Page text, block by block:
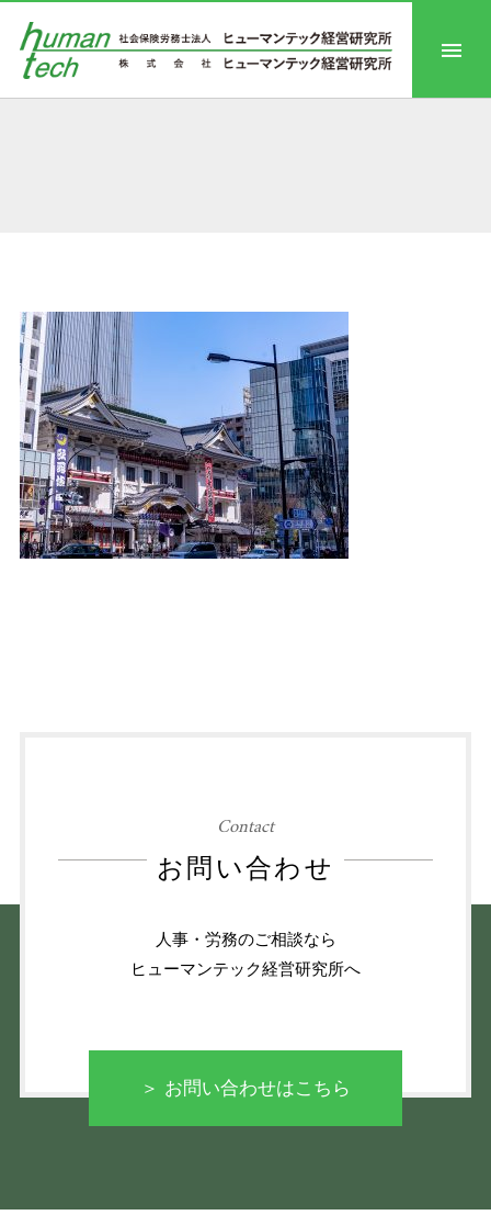
Contact
お問い合わせ
人事・労務のご相談なら
ヒューマンテック経営研究所へ
＞ お問い合わせはこちら